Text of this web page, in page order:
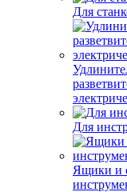
Для
Для
Ящики и